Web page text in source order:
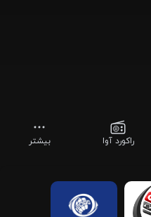
راکورد آوا بیشتر